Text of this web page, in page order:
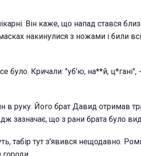
Він каже, що напад стався
накинулися з ножами і били
Кричали: "уб'ю, на**й, ц*гані",
в руку. Його брат Давид отримав
зазначає, що з рани брата було
табір тут з'явився нещодавно.